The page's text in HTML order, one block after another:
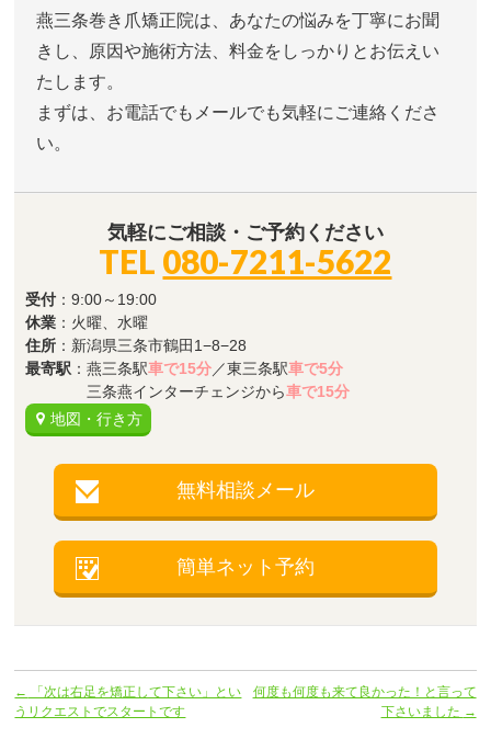
燕三条巻き爪矯正院は、あなたの悩みを丁寧にお聞
きし、原因や施術方法、料金をしっかりとお伝えい
たします。
まずは、お電話でもメールでも気軽にご連絡くださ
い。
気軽にご相談・ご予約ください
TEL 080-7211-5622
受付 ：9:00～19:00
休業 ：火曜、水曜
住所 ：新潟県三条市鶴田1−8−28
最寄駅 ：燕三条駅車で15分／東三条駅車で5分
三条燕インターチェンジから車で15分
地図・行き方
無料相談メール
簡単ネット予約
←
「次は右足を矯正して下さい」とい
うリクエストでスタートです
何度も何度も来て良かった！と言って
下さいました →